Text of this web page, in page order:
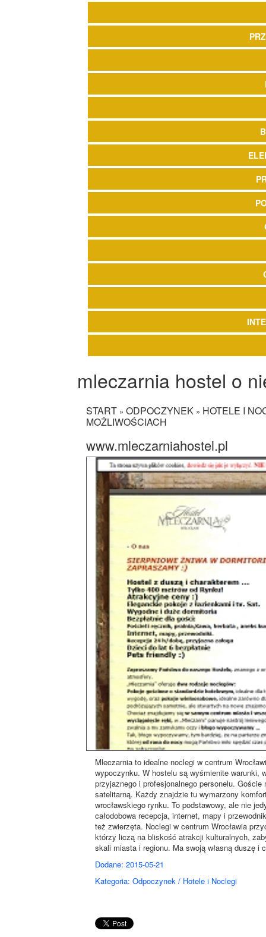
mleczarnia hostel o
START » ODPOCZYNEK » HOTELE I
MOŻLIWOŚCIACH
www.mleczarniahostel.pl
Mleczarnia to idealne noclegi w centrum
wypoczynku. W hostelu są wyśmienite warunki,
przyjaznego i profesjonalnego personelu.
satelitarną. Każdy znajdzie tu wymarzony
wrocławskiego rynku. To podstawowy, ale nie
całodobowa recepcja, internet, mapy i
też zwierzęta. Noclegi w centrum Wrocławia
którzy liczą na bliskość atrakcji kulturalnych,
skali miasta i regionu. Ma swoją własną duszę i
Dodane: 2015-05-21
Kategoria: Odpoczynek / Hotele i Noclegi